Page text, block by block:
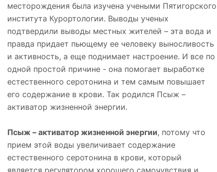
месторождения была изучена учеными Пятигорского
института Курортологии. Выводы ученых
подтвердили выводы местных жителей – эта вода и
правда придает пьющему ее человеку выносливость
и активность, а еще поднимает настроение. И все по
одной простой причине - она помогает выработке
естественного серотонина и тем самым повышает
его содержание в крови. Так родился Псыж –
активатор жизненной энергии.
Псыж – активатор жизненной энергии, потому что
прием этой воды увеличивает содержание
естественного серотонина в крови, который
является регулятором хорошего самочувствия и